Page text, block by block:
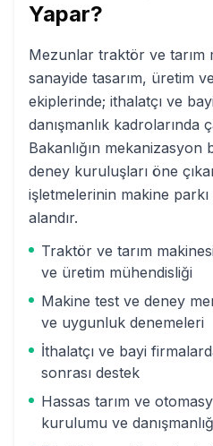
Yapar?
Mezunlar traktör ve tarım
sanayide tasarım, üretim
ekiplerinde; ithalatçı ve
danışmanlık kadrolarında
Bakanlığın mekanizasyon
deney kuruluşları öne
işletmelerinin makine
alandır.
Traktör ve tarım
ve üretim mühendisliği
Makine test ve deney
ve uygunluk denemeleri
İthalatçı ve bayi
sonrası destek
Hassas tarım ve
kurulumu ve